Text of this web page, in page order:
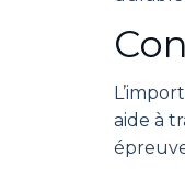
aide à